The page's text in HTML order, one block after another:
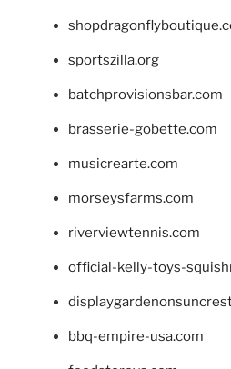
sportszilla.org
batchprovisionsbar.com
brasserie-gobette.com
musicrearte.com
morseysfarms.com
riverviewtennis.com
official-kelly-toys-
bbq-empire-usa.com